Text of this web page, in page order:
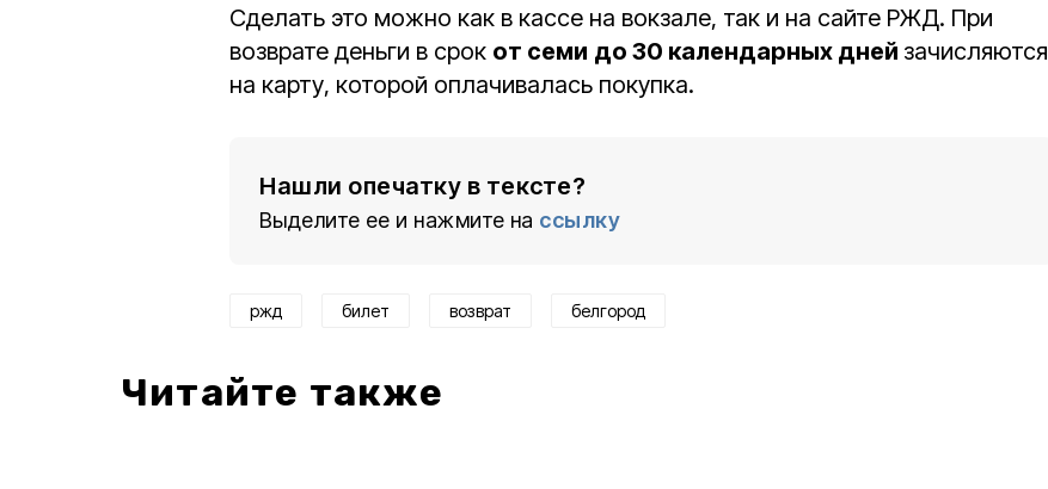
Сделать это можно как в кассе на вокзале, так и на сайте РЖД. При
возврате деньги в срок от семи до 30 календарных дней зачисляются
на карту, которой оплачивалась покупка.
Нашли опечатку в тексте?
Выделите ее и нажмите на ссылку
ржд билет возврат белгород
Читайте также